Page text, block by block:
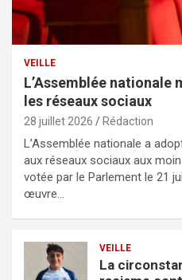
VEILLE
L’Assemblée nationale
les réseaux sociaux
28 juillet 2026 Rédaction
L’Assemblée nationale a
aux réseaux sociaux aux
votée par le Parlement le 21
œuvre…
VEILLE
La